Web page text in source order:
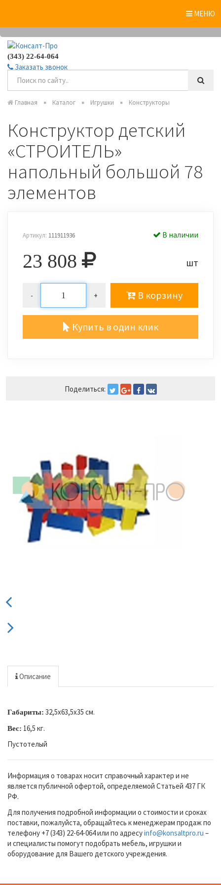
МЕНЮ
(343) 22-64-064
Заказать звонок
Главная Каталог Игрушки Конструкторы
Конструктор детский
«СТРОИТЕЛЬ»
напольный большой 78
элементов
Артикул: 111911936 В наличии
23 808 шт
- + В корзину
Купить в один клик
Поделиться:
Описание
Габариты: 32,5х63,5х35 см.
Вес: 16,5 кг.
Пустотелый
Информация о товарах носит справочный характер и не
является публичной офертой, определяемой Статьей 437 ГК
РФ.
Для получения подробной информации о стоимости и сроках
поставки, пожалуйста, обращайтесь к менеджерам продаж по
телефону +7 (343) 22-64-064 или по адресуinfo@konsaltpro.ru –
и специалисты помогут подобрать мебель, игрушки и
оборудование для Вашего детского учреждения.